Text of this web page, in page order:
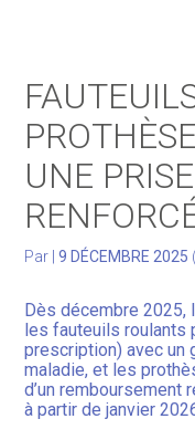
Développer votre
Gérer votre patrimoine
Facturation
UNE
Par |9 DÉCEMBRE 2025
Dès décembre 2025,
les fauteuils roulants
prescription) avec un
maladie, et les
d’un remboursement
à partir de janvier